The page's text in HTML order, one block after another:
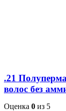
.21
волос без
Оценка 0 из 5